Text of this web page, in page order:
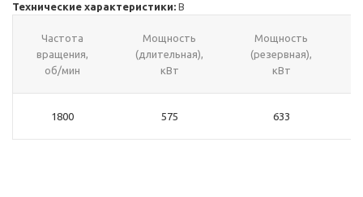
Технические характеристики: В
Частота
вращения,
об/мин
Мощность
(длительная),
кВт
Мощность
(резервная),
кВт
1800 575 633